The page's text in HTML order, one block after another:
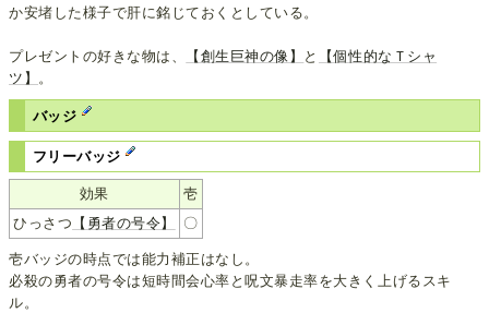
か安堵した様子で肝に銘じておくとしている。
プレゼントの好きな物は、 【創生巨神の像】 と
【個性的なＴシャ
ツ】 。
バッジ
フリーバッジ
効果
壱
ひっさつ 【勇者の号令】 〇
壱バッジの時点では能力補正はなし。
必殺の勇者の号令は短時間会心率と呪文暴走率を大きく上げるスキ
ル。